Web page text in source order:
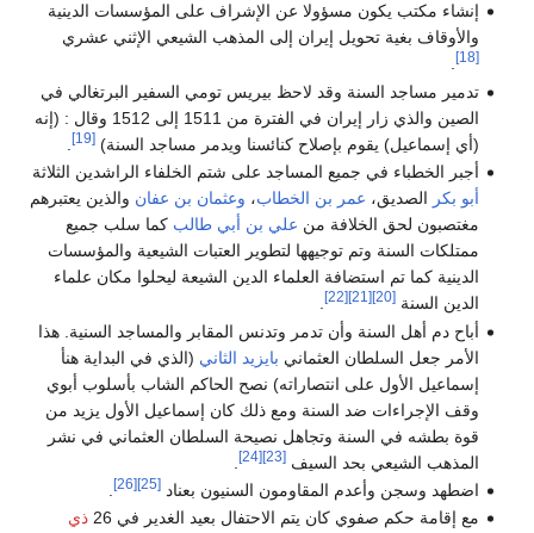
إنشاء مكتب يكون مسؤولا عن الإشراف على المؤسسات الدينية
والأوقاف بغية تحويل إيران إلى المذهب الشيعي الإثني عشري
[18]
.
تدمير مساجد السنة وقد لاحظ بيريس تومي السفير البرتغالي في
الصين والذي زار إيران في الفترة من 1511 إلى 1512 وقال : (إنه
(أي إسماعيل) يقوم بإصلاح كنائسنا ويدمر مساجد السنة)[19]
أجبر الخطباء في جميع المساجد على شتم الخلفاء الراشدين الثلاثة
أبو بكر الصديق، عمر بن الخطاب، وعثمان بن عفان والذين يعتبرهم
مغتصبون لحق الخلافة من علي بن أبي طالب كما سلب جميع
ممتلكات السنة وتم توجيهها لتطوير العتبات الشيعية والمؤسسات
الدينية كما تم استضافة العلماء الدين الشيعة ليحلوا مكان علماء
الدين السنة[20]
[21]
[22]
.
أباح دم أهل السنة وأن تدمر وتدنس المقابر والمساجد السنية. هذا
الأمر جعل السلطان العثماني بايزيد الثاني (الذي في البداية هنأ
إسماعيل الأول على انتصاراته) نصح الحاكم الشاب بأسلوب أبوي
وقف الإجراءات ضد السنة ومع ذلك كان إسماعيل الأول يزيد من
قوة بطشه في السنة وتجاهل نصيحة السلطان العثماني في نشر
المذهب الشيعي بحد السيف[23]
[24]
اضطهد وسجن وأعدم المقاومون السنيون بعناد[25]
[26]
مع إقامة حكم صفوي كان يتم الاحتفال بعيد الغدير في 26
ذي